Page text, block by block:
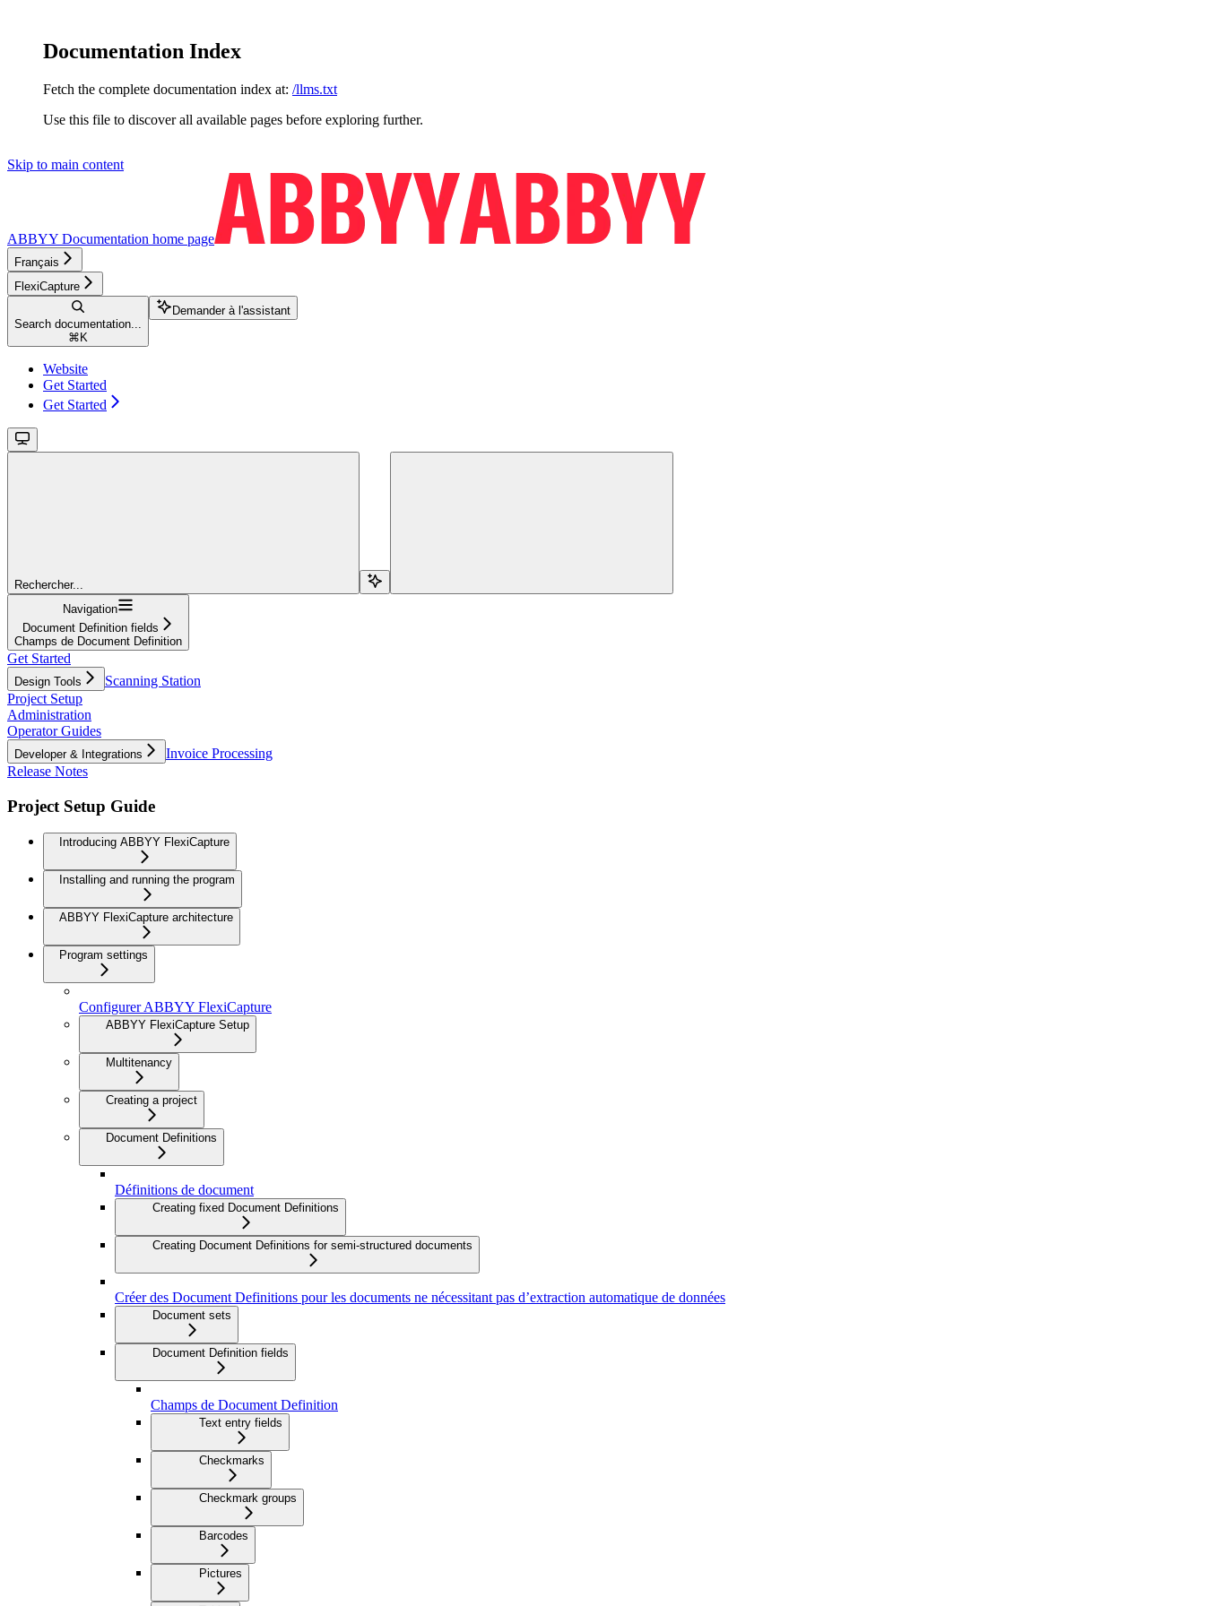
Documentation Index
Fetch the complete documentation index at: /llms.txt
Use this file to discover all available pages before exploring further.
Skip to main content
ABBYY Documentation home page
Français
FlexiCapture
Search documentation...
⌘ K
Demander à l'assistant
Website
Get Started
Get Started
Rechercher...
Navigation
Document Definition fields
Champs de Document Definition
Get Started
Design Tools
Scanning Station
Project Setup
Administration
Operator Guides
Developer & Integrations
Invoice Processing
Release Notes
Project Setup Guide
Introducing ABBYY FlexiCapture
Installing and running the program
ABBYY FlexiCapture architecture
Program settings
Configurer ABBYY FlexiCapture
ABBYY FlexiCapture Setup
Multitenancy
Creating a project
Document Definitions
Définitions de document
Creating fixed Document Definitions
Creating Document Definitions for semi-structured documents
Créer des Document Definitions pour les documents ne nécessitant pas d’extraction automatique de données
Document sets
Document Definition fields
Champs de Document Definition
Text entry fields
Checkmarks
Checkmark groups
Barcodes
Pictures